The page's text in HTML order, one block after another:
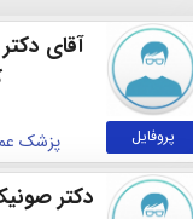
پروفایل
آقای
پزشک
دکتر